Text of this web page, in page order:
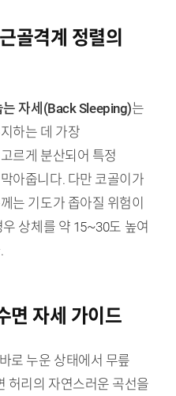
골격계 정렬의
는 자세(Back Sleeping)는
하는 데 가장
르게 분산되어 특정
아줍니다. 다만 코골이가
는 기도가 좁아질 위험이
상체를 약 15~30도 높여
면 자세 가이드
로 누운 상태에서 무릎
허리의 자연스러운 곡선을